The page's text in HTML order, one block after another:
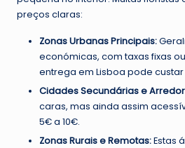
preços claras:
Zonas Urbanas Principais:
económicas, com taxas fixas
entrega em Lisboa pode
Cidades Secundárias e
caras, mas ainda assim
5€ a 10€.
Zonas Rurais e Remotas:Estas